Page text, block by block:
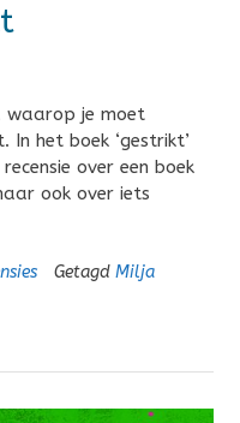
waarop je moet
het boek ‘gestrikt’
over een boek
ook over iets
Getagd Milja